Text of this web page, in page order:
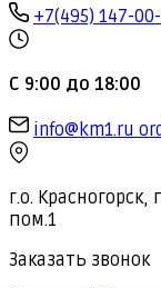
+7(495) 147-
С 9:00 до 18:00
info@km1.ru
г.о.
пом.1
Заказать звонок